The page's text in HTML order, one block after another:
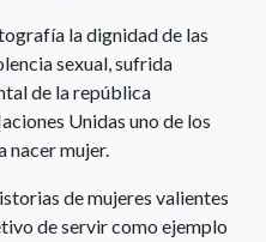
la dignidad de las
sexual, sufrida
de la república
Unidas uno de los
nacer mujer.
de mujeres valientes
de servir como ejemplo